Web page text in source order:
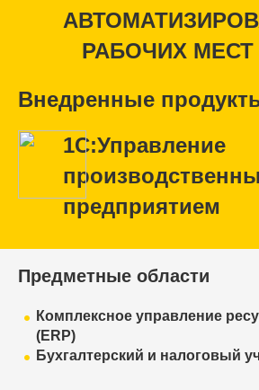
РАБОЧИХ МЕСТ
Внедренные
1С:Управление
предприятием
Предметные области
Комплексное управление
(ERP)
Бухгалтерский и налоговый